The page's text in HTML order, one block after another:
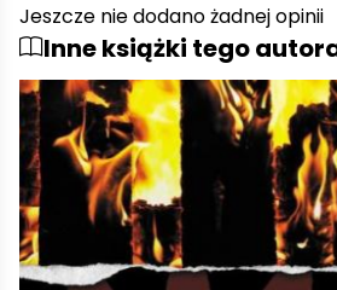
Jeszcze nie dodano żadnej opinii
Inne książki tego